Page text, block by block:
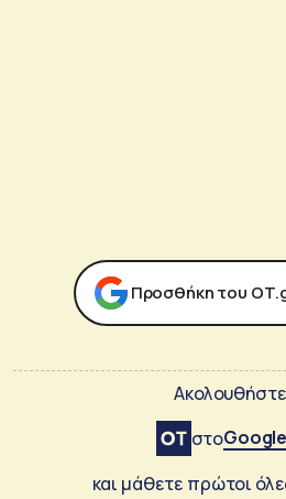
Προσθήκη του
στο
και μάθετε πρώτοι